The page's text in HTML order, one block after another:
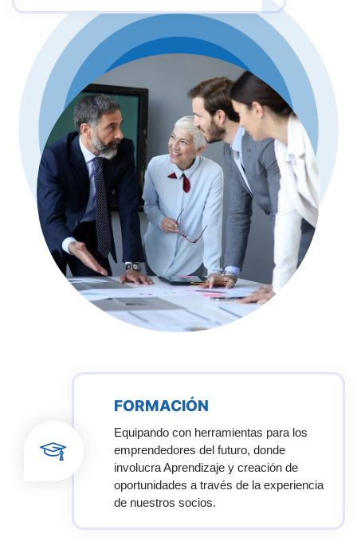
FORMACIÓN
Equipando con herramientas para los
emprendedores del futuro, donde
involucra Aprendizaje y creación de
oportunidades a través de la experiencia
de nuestros socios.